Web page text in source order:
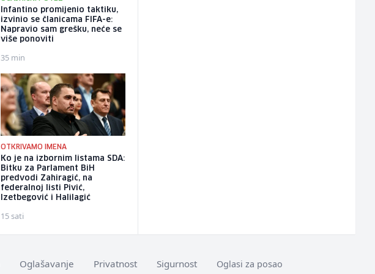
Infantino promijenio taktiku,
izvinio se članicama FIFA-e:
Napravio sam grešku, neće se
više ponoviti
35 min
OTKRIVAMO IMENA
Ko je na izbornim listama SDA:
Bitku za Parlament BiH
predvodi Zahiragić, na
federalnoj listi Pivić,
Izetbegović i Halilagić
15 sati
Oglašavanje Privatnost Sigurnost Oglasi za posao